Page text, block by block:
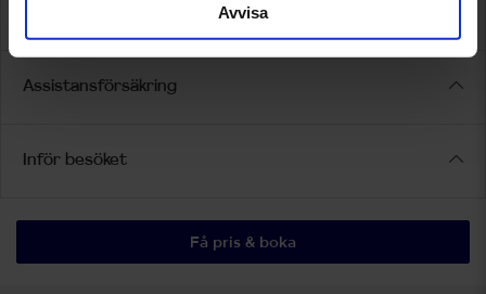
Avvisa
Assistansförsäkring
Inför besöket
Få pris & boka